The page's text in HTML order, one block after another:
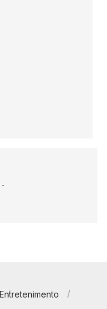
Entretenimento